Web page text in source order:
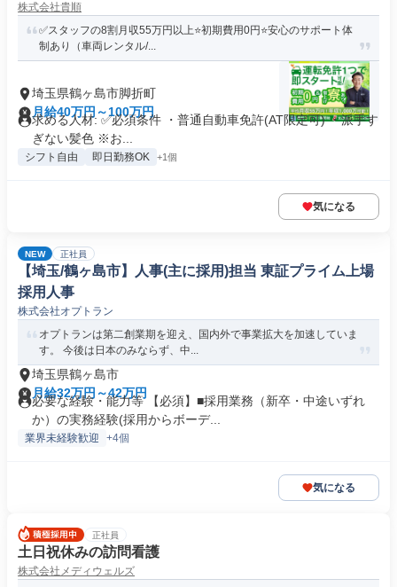
株式会社貴順
✅スタッフの8割月収55万円以上⭐️初期費用0円⭐️安心のサポート体
制あり（車両レンタル/...
埼玉県鶴ヶ島市脚折町
月給40万円～100万円
求める人材: ✅️必須条件 ・普通自動車免許(AT限定可) ・派手す
ぎない髪色 ※お...
シフト自由 即日勤務OK +1個
気になる
NEW 正社員
【埼玉/鶴ヶ島市】人事(主に採用)担当 東証プライム上場
採用人事
株式会社オプトラン
オプトランは第二創業期を迎え、国内外で事業拡大を加速していま
す。 今後は日本のみならず、中...
埼玉県鶴ヶ島市
月給32万円～42万円
必要な経験・能力等 【必須】■採用業務（新卒・中途いずれ
か）の実務経験(採用からボーデ...
業界未経験歓迎 +4個
気になる
正社員
土日祝休みの訪問看護
株式会社メディウェルズ